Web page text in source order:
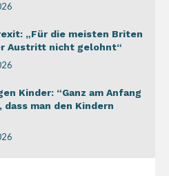
„Für die meisten Briten
Austritt nicht gelohnt“
Kinder: “Ganz am Anfang
man den Kindern